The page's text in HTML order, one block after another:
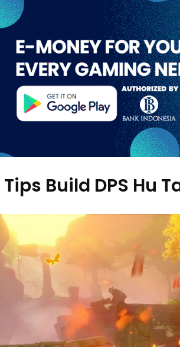
Tips Build DPS Hu